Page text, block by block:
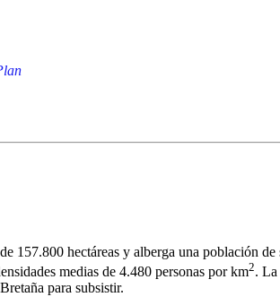
157.800 hectáreas y alberga una población
medias de 4.480 personas por km2. La
para subsistir.